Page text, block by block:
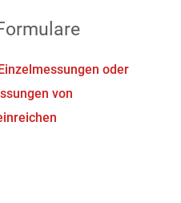
oder
von